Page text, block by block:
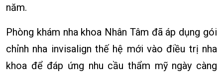
năm.
Phòng khám nha khoa Nhân Tâm đã áp dụng gói
chỉnh nha invisalign thế hệ mới vào điều trị nha
khoa để đáp ứng nhu cầu thẩm mỹ ngày càng